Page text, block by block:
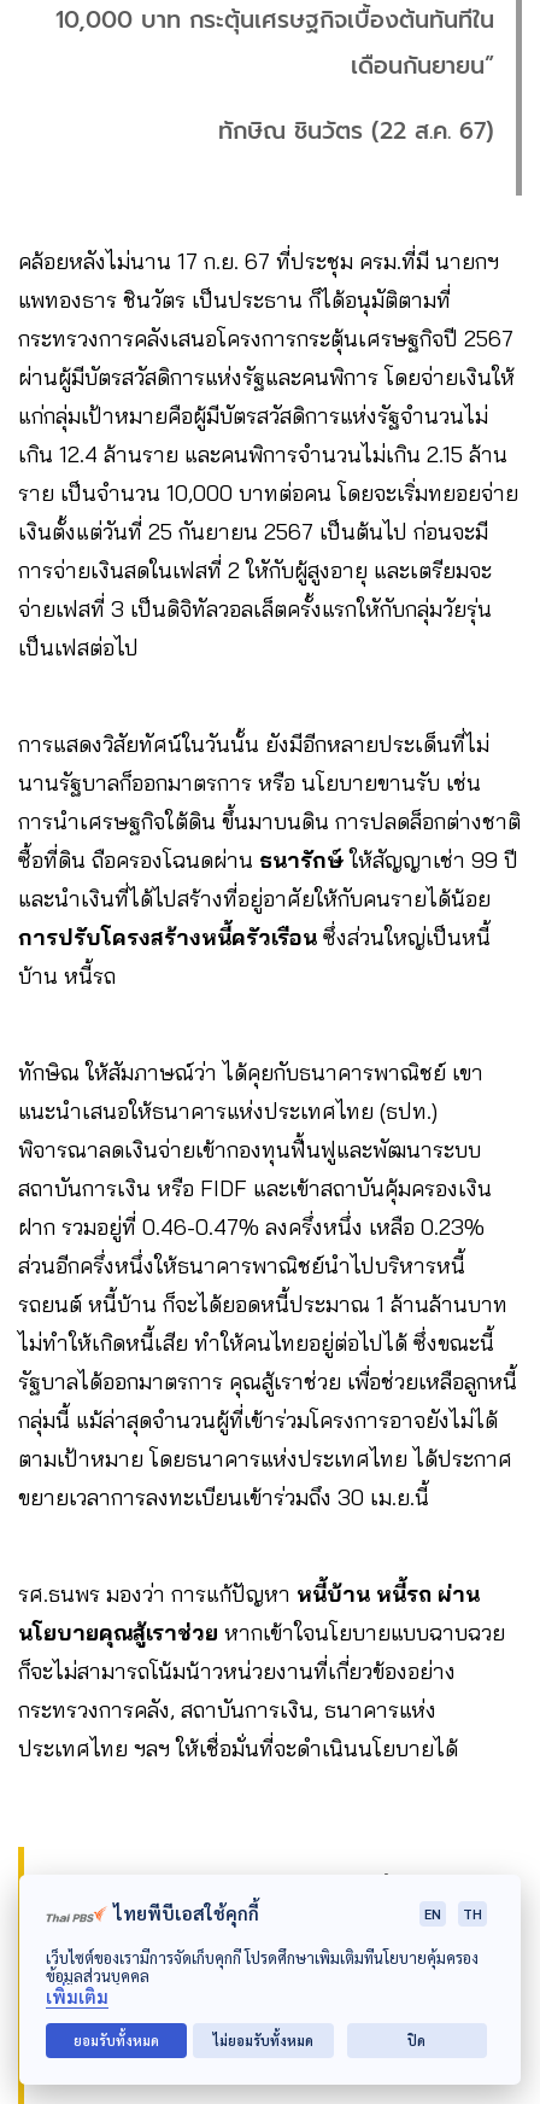
10,000 บาท กระตุ้นเศรษฐกิจเบื้องต้นทันทีใน
เดือนกันยายน”
ทักษิณ ชินวัตร (22 ส.ค. 67)
คล้อยหลังไม่นาน 17 ก.ย. 67 ที่ประชุม ครม.ที่มี นายกฯ
แพทองธาร ชินวัตร เป็นประธาน ก็ได้อนุมัติตามที่
กระทรวงการคลังเสนอโครงการกระตุ้นเศรษฐกิจปี 2567
ผ่านผู้มีบัตรสวัสดิการแห่งรัฐและคนพิการ โดยจ่ายเงินให้
แก่กลุ่มเป้าหมายคือผู้มีบัตรสวัสดิการแห่งรัฐจำนวนไม่
เกิน 12.4 ล้านราย และคนพิการจำนวนไม่เกิน 2.15 ล้าน
ราย เป็นจำนวน 10,000 บาทต่อคน โดยจะเริ่มทยอยจ่าย
เงินตั้งแต่วันที่ 25 กันยายน 2567 เป็นต้นไป ก่อนจะมี
การจ่ายเงินสดในเฟสที่ 2 ใหักับผู้สูงอายุ และเตรียมจะ
จ่ายเฟสที่ 3 เป็นดิจิทัลวอลเล็ตครั้งแรกใหักับกลุ่มวัยรุ่น
เป็นเฟสต่อไป
การแสดงวิสัยทัศน์ในวันนั้น ยังมีอีกหลายประเด็นที่ไม่
นานรัฐบาลก็ออกมาตรการ หรือ นโยบายขานรับ เช่น
การนำเศรษฐกิจใต้ดิน ขึ้นมาบนดิน การปลดล็อกต่างชาติ
ซื้อที่ดิน ถือครองโฉนดผ่าน ธนารักษ์ให้สัญญาเช่า 99 ปี
และนำเงินที่ได้ไปสร้างที่อยู่อาศัยให้กับคนรายได้น้อย
การปรับโครงสร้างหนี้ครัวเรือน ซึ่งส่วนใหญ่เป็นหนี้
บ้าน หนี้รถ
ทักษิณ ให้สัมภาษณ์ว่า ได้คุยกับธนาคารพาณิชย์ เขา
แนะนำเสนอให้ธนาคารแห่งประเทศไทย (ธปท.)
พิจารณาลดเงินจ่ายเข้ากองทุนฟื้นฟูและพัฒนาระบบ
สถาบันการเงิน หรือ FIDF และเข้าสถาบันคุ้มครองเงิน
ฝาก รวมอยู่ที่ 0.46-0.47% ลงครึ่งหนึ่ง เหลือ 0.23%
ส่วนอีกครึ่งหนึ่งให้ธนาคารพาณิชย์นำไปบริหารหนี้
รถยนต์ หนี้บ้าน ก็จะได้ยอดหนี้ประมาณ 1 ล้านล้านบาท
ไม่ทำให้เกิดหนี้เสีย ทำให้คนไทยอยู่ต่อไปได้ ซึ่งขณะนี้
รัฐบาลได้ออกมาตรการ คุณสู้เราช่วย เพื่อช่วยเหลือลูกหนี้
กลุ่มนี้ แม้ล่าสุดจำนวนผู้ที่เข้าร่วมโครงการอาจยังไม่ได้
ตามเป้าหมาย โดยธนาคารแห่งประเทศไทย ได้ประกาศ
ขยายเวลาการลงทะเบียนเข้าร่วมถึง 30 เม.ย.นี้
รศ.ธนพร มองว่า การแก้ปัญหา หนี้บ้าน หนี้รถ ผ่าน
นโยบายคุณสู้เราช่วย หากเข้าใจนโยบายแบบฉาบฉวย
ก็จะไม่สามารถโน้มน้าวหน่วยงานที่เกี่ยวข้องอย่าง
กระทรวงการคลัง, สถาบันการเงิน, ธนาคารแห่ง
ประเทศไทย ฯลฯ ให้เชื่อมั่นที่จะดำเนินนโยบายได้
“เมื่อผู้นำไม่มีความรู้เรื่องนี้อย่างลึกซึ้ง ยิ่งทำให้
เจ้าหน้าที่ปฏิบัติงาน ไม่มีความมั่นใจ ฝ่าย
ข้าราชการประจำ สัมผัสได้ถึงความไม่จริงจัง
ของฝ่ายนโยบาย ก็ทำงานกันตามระเบียบเดิม
ไทยพีบีเอสใช้คุกกี้ EN TH
เว็บไซต์ของเรามีการจัดเก็บคุกกี้ โปรดศึกษาเพิ่มเติมที่นโยบายคุ้มครอง
ข้อมูลส่วนบุคคล
เพิ่มเติม
ยอมรับทั้งหมด ไม่ยอมรับทั้งหมด ปิด